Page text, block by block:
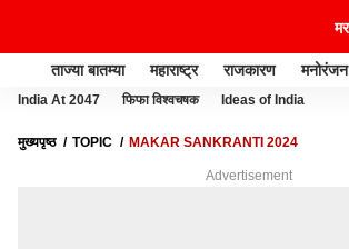
ताज्या बातम्या महाराष्ट्र राजकारण मनोरंजन
India At 2047 फिफा विश्वचषक Ideas of India
मुख्यपृष्ठ TOPIC MAKAR SANKRANTI 2024
Advertisement